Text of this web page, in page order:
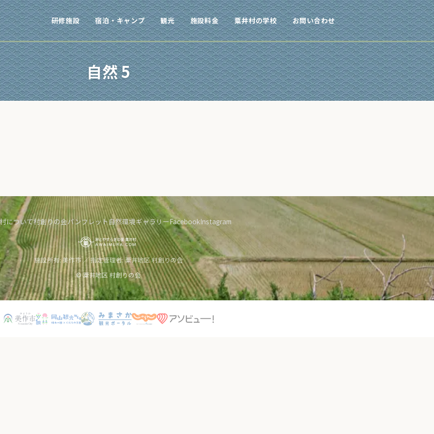
研修施設 宿泊・キャンプ 観光 施設料金 粟井村の学校 お問い合わせ
自然 5
について村創りの会パンフレット自然環境ギャラリーFacebookInstagram
施設所有: 美作市 ／ 指定管理者: 粟井地区 村創りの会
© 粟井地区 村創りの会